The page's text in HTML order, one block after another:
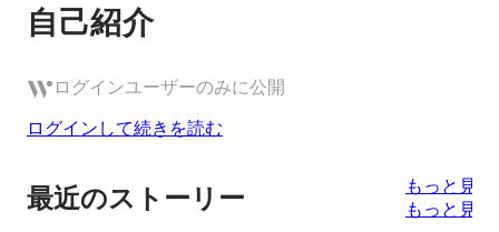
自己紹介
ログインユーザーのみに公開
ログインして続きを読む
最近のストーリー
もっと見る
もっと見る